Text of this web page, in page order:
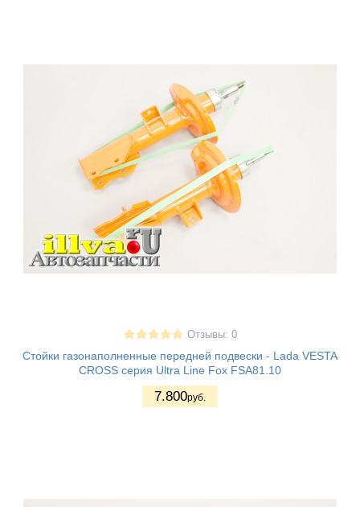
Отзывы: 0
Стойки газонаполненные передней подвески - Lada VESTA
CROSS серия Ultra Line Fox FSA81.10
7.800руб.